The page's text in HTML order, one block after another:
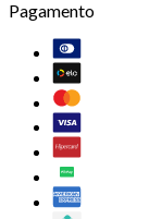
Pagamento